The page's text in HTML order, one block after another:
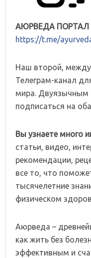
АЮРВЕДА ПОРТАЛ
https://t.me/
Наш второй,
Телеграм-канал
мира. Двуязычным
подписаться на
Вы узнаете много
статьи, видео,
рекомендации,
все то, что
тысячелетние
физическом
Аюрведа –
как жить без
эффективным и